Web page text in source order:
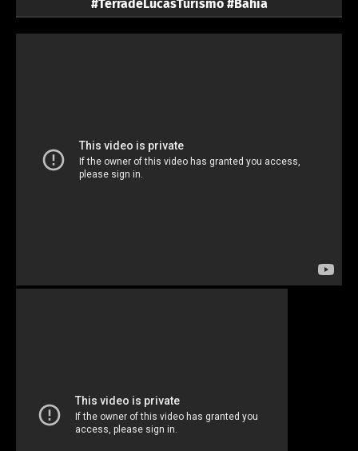
#TerradeLucasTurismo #Bahia